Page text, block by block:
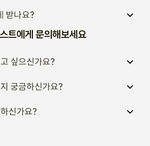
받나요?
트에게 문의해보세요
싶으신가요?
궁금하신가요?
신가요?